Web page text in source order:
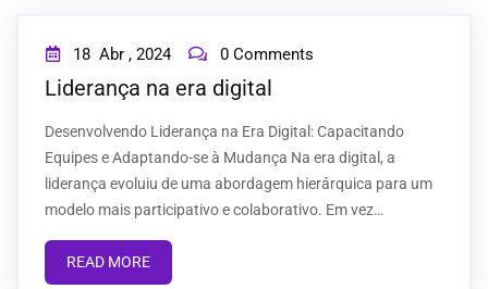
18 Abr , 2024 0 Comments
Liderança na era digital
Desenvolvendo Liderança na Era Digital: Capacitando
Equipes e Adaptando-se à Mudança Na era digital, a
liderança evoluiu de uma abordagem hierárquica para um
modelo mais participativo e colaborativo. Em vez…
READ MORE